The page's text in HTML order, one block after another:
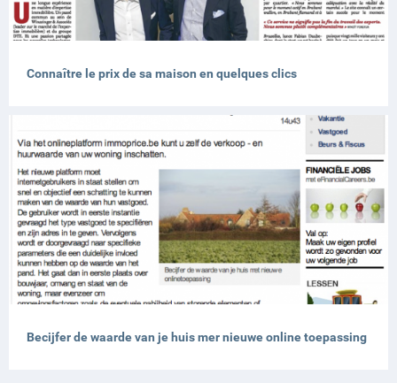
Connaître le prix de sa maison en quelques clics
Becijfer de waarde van je huis mer nieuwe online toepassing